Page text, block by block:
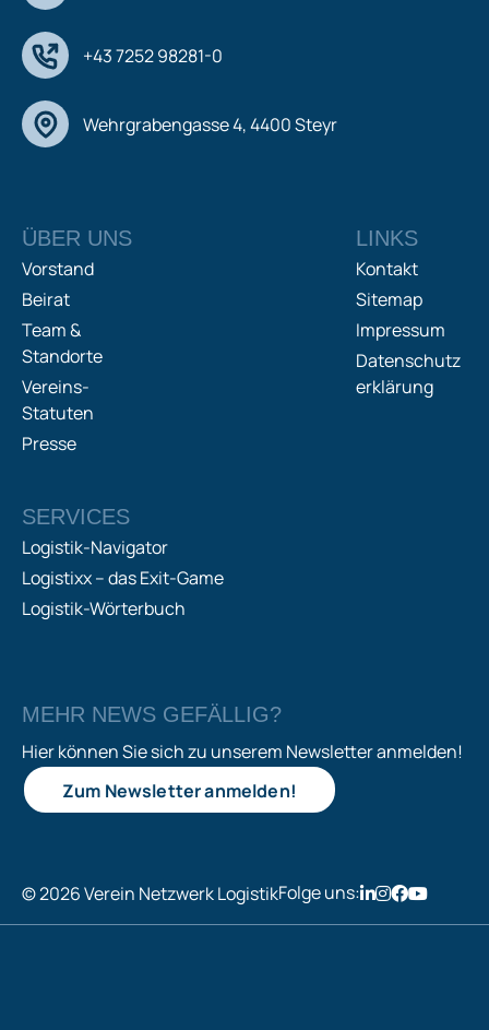
+43 7252 98281-0
Wehrgrabengasse 4, 4400 Steyr
ÜBER UNS
Vorstand
Beirat
Team &
Standorte
Vereins-
Statuten
Presse
LINKS
Kontakt
Sitemap
Impressum
Datenschutz
erklärung
SERVICES
Logistik-Navigator
Logistixx – das Exit-Game
Logistik-Wörterbuch
MEHR NEWS GEFÄLLIG?
Hier können Sie sich zu unserem Newsletter anmelden!
Zum Newsletter anmelden!
© 2026 Verein Netzwerk LogistikFolge uns: